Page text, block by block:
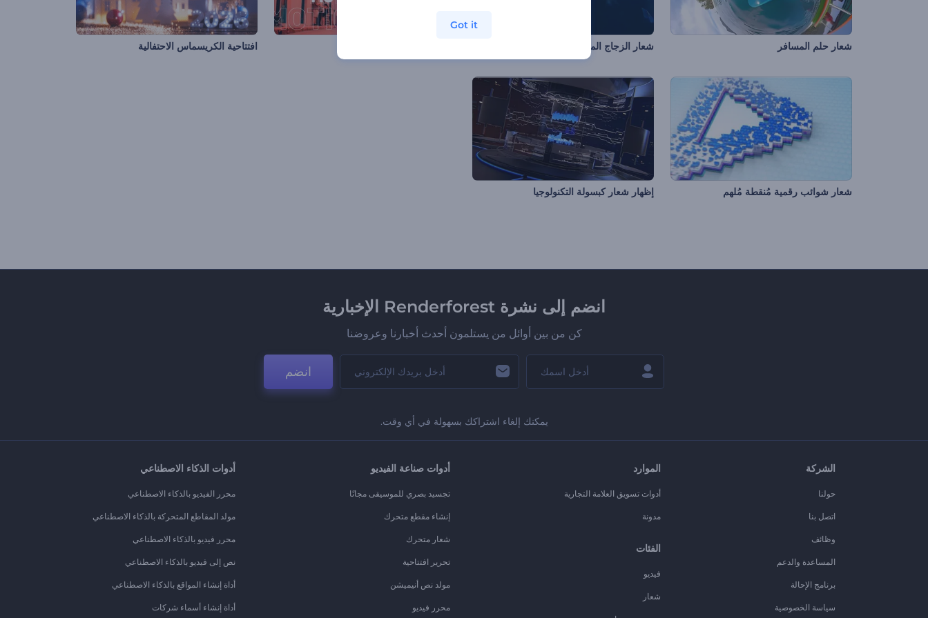
شعار حلم المسافر شعار الزجاج المتكسر الملهم افتتاحية الكريسماس الاحتفالية
شعار شوائب رقمية مُنقطة مُلهم إظهار شعار كبسولة التكنولوجيا
انضم إلى نشرة Renderforest الإخبارية
كن من بين أوائل من يستلمون أحدث أخبارنا وعروضنا
انضم
يمكنك إلغاء اشتراكك بسهولة في أي وقت.
الشركة
حولنا
اتصل بنا
وظائف
المساعدة والدعم
برنامج الإحالة
سياسة الخصوصية
الموارد
أدوات تسويق العلامة التجارية
مدونة
الفئات
فيديو
شعار
أدوات صناعة الفيديو
تجسيد بصري للموسيقى مجانًا
إنشاء مقطع متحرك
شعار متحرك
تحرير افتتاحية
مولد نص أنيميشن
محرر فيديو
أدوات الذكاء الاصطناعي
محرر الفيديو بالذكاء الاصطناعي
مولد المقاطع المتحركة بالذكاء الاصطناعي
محرر فيديو بالذكاء الاصطناعي
نص إلى فيديو بالذكاء الاصطناعي
أداة إنشاء المواقع بالذكاء الاصطناعي
أداة إنشاء أسماء شركات
Got it